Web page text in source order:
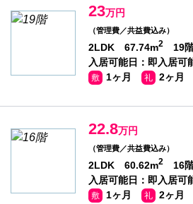
23万円
（管理費／共益費込み）
2LDK 67.74m2
19
入居可能日：即入居可
敷 1ヶ月 礼 2ヶ月
22.8万円
（管理費／共益費込み）
2LDK 60.62m2
16
入居可能日：即入居可
敷 1ヶ月 礼 2ヶ月